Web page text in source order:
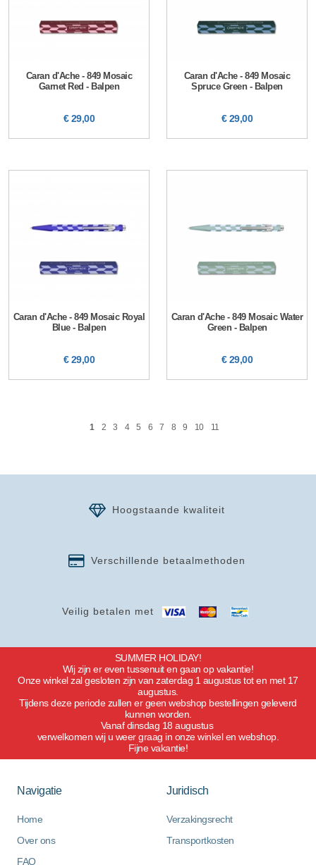
Caran d'Ache - 849 Mosaic
Garnet Red - Balpen
€ 29,00
Caran d'Ache - 849 Mosaic
Spruce Green - Balpen
€ 29,00
Caran d'Ache - 849 Mosaic Royal
Blue - Balpen
€ 29,00
Caran d'Ache - 849 Mosaic Water
Green - Balpen
€ 29,00
1 2 3 4 5 6 7 8 9 10 11
Veilig betalen met
Verschillende betaalmethoden
Hoogstaande kwaliteit
SUMMER HOLIDAY!
Wij zijn er even tussenuit en gaan op vakantie!
Onze winkel zal gesloten zijn van zaterdag 1 augustus tot en met 17
augustus.
Tijdens deze periode zullen er geen webshop bestellingen geleverd
kunnen worden.
Vanaf dinsdag 18 augustus
verwelkomen wij u weer graag in onze winkel en webshop.
Fijne vakantie!
Navigatie
Home
Over ons
FAQ
Juridisch
Verzakingsrecht
Transportkosten